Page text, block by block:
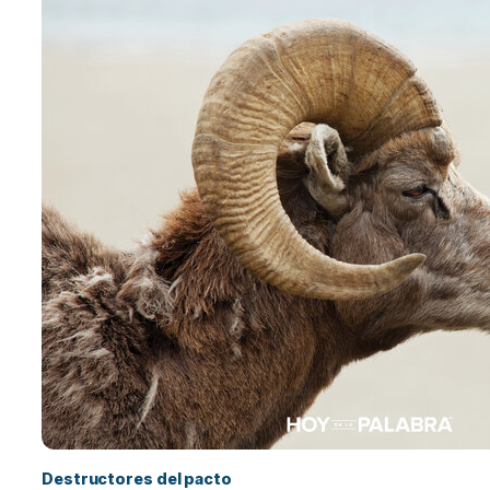
Destructores del pacto